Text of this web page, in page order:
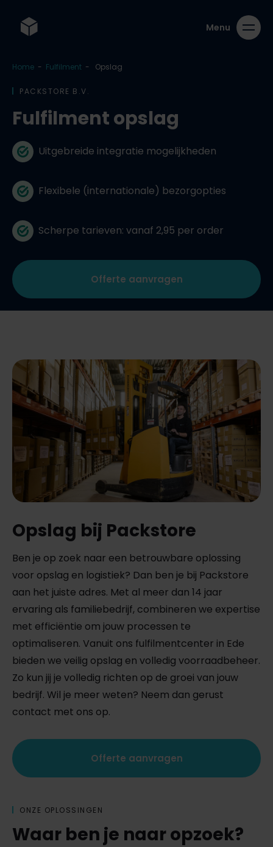
Home - Fulfilment - Opslag
PACKSTORE B.V.
Fulfilment opslag
Uitgebreide integratie mogelijkheden
Flexibele (internationale) bezorgopties
Scherpe tarieven: vanaf 2,95 per order
Offerte aanvragen
Opslag bij Packstore
Ben je op zoek naar een betrouwbare oplossing
voor opslag en logistiek? Dan ben je bij Packstore
aan het juiste adres. Met al meer dan 14 jaar
ervaring als familiebedrijf, combineren we expertise
met efficiëntie om jouw processen te
optimaliseren. Vanuit ons fulfilmentcenter in Ede
bieden we veilig opslag en volledig voorraadbeheer.
Zo kun jij je volledig richten op de groei van jouw
bedrijf. Wil je meer weten? Neem dan gerust
contact met ons op.
Offerte aanvragen
ONZE OPLOSSINGEN
Waar ben je naar opzoek?